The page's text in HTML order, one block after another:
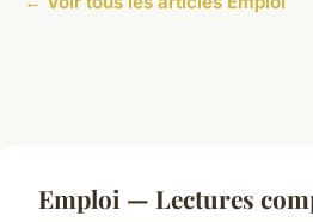
Emploi — Lectures